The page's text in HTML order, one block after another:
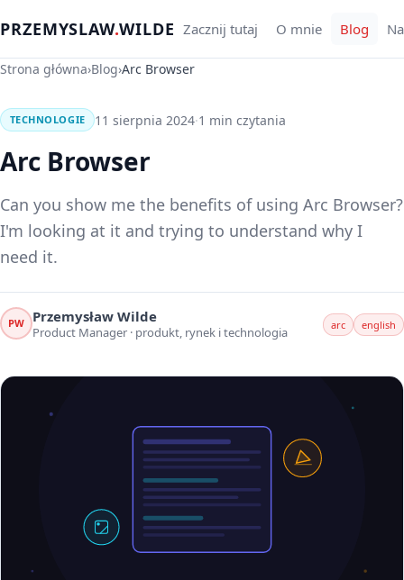
PRZEMYSLAW.WILDE Zacznij tutaj O mnie Blog
Strona główna›Blog›Arc Browser
TECHNOLOGIE 11 sierpnia 2024·1 min czytania
Arc Browser
Can you show me the benefits of using Arc Browser?
I'm looking at it and trying to understand why I
need it.
PW Przemysław Wilde
Product Manager · produkt, rynek i technologia arc english